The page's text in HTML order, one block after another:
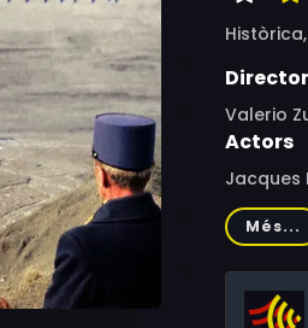
Històrica,
Valerio
Actors
Jacques
Rey,
Bryan
Loris
Morgia,
Més...